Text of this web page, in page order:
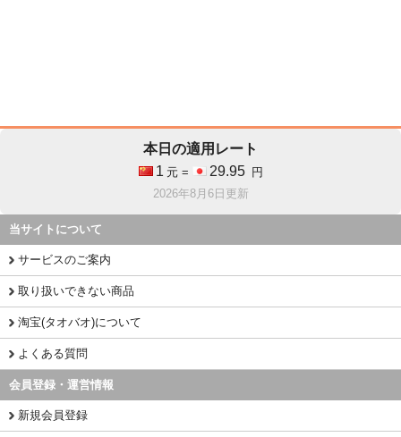
本日の適用レート
1 元 = 29.95
円
2026年8月6日更新
当サイトについて
サービスのご案内
取り扱いできない商品
淘宝(タオバオ)について
よくある質問
会員登録・運営情報
新規会員登録